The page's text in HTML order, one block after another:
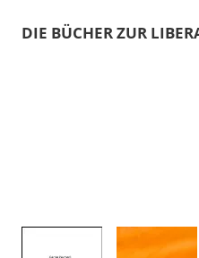
DIE BÜCHER ZUR